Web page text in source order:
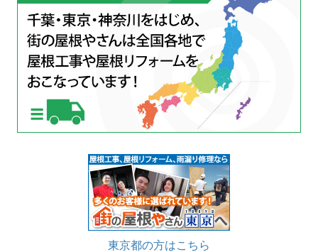
東京都の方はこちら